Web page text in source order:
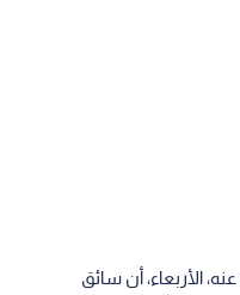
الأربعاء، أن سائق